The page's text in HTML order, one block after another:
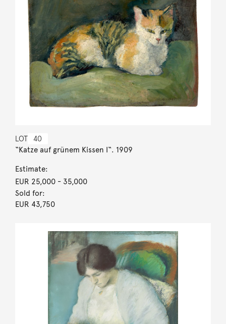
LOT 40
“Katze auf grünem Kissen I“. 1909
Estimate:
EUR 25,000- 35,000
Sold for:
EUR 43,750